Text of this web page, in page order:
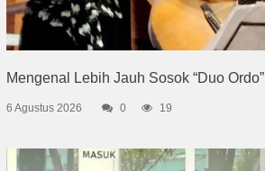
Mengenal Lebih Jauh Sosok “Duo Ordo”
6 Agustus 2026 0 19